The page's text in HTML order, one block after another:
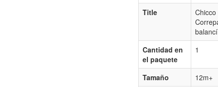
Title
Cantidad en
el paquete
1
Tamaño
12m+